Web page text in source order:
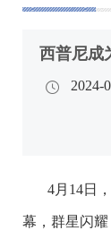
西普尼成
2024-
4月14日，
幕，群星闪